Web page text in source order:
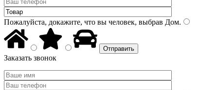
Пожалуйста, докажите, что вы человек, выбрав Дом.
Заказать звонок